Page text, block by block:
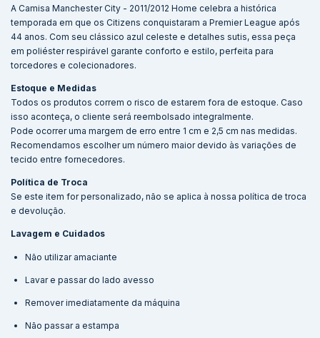
A Camisa Manchester City - 2011/2012 Home celebra a histórica
temporada em que os Citizens conquistaram a Premier League após
44 anos. Com seu clássico azul celeste e detalhes sutis, essa peça
em poliéster respirável garante conforto e estilo, perfeita para
torcedores e colecionadores.
Estoque e Medidas
Todos os produtos correm o risco de estarem fora de estoque. Caso
isso aconteça, o cliente será reembolsado integralmente.
Pode ocorrer uma margem de erro entre 1 cm e 2,5 cm nas medidas.
Recomendamos escolher um número maior devido às variações de
tecido entre fornecedores.
Política de Troca
Se este item for personalizado, não se aplica à nossa política de troca
e devolução.
Lavagem e Cuidados
Não utilizar amaciante
Lavar e passar do lado avesso
Remover imediatamente da máquina
Não passar a estampa